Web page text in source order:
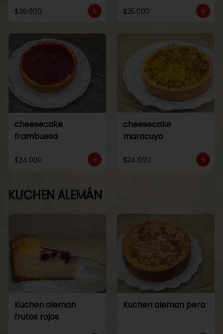
$26.000 $25.000
cheesecake
frambuesa
$24.000
cheesecake
maracuya
$24.000
KUCHEN ALEMÁN
Kuchen aleman
frutos rojos
Kuchen aleman pera